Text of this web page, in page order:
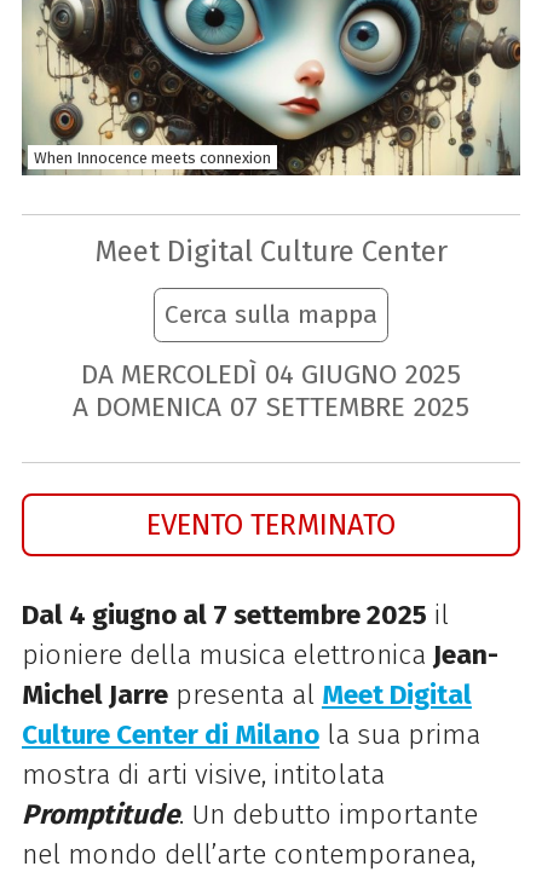
When Innocence meets connexion
Meet Digital Culture Center
Cerca sulla mappa
DA MERCOLEDÌ 04 GIUGNO 2025
A DOMENICA 07 SETTEMBRE 2025
EVENTO TERMINATO
Dal 4 giugno al 7 settembre 2025 il
pioniere della musica elettronica Jean-
Michel Jarrepresenta al Meet Digital
Culture Center di Milanola sua prima
mostra di arti visive, intitolata
Promptitude. Un debutto importante
nel mondo dell’arte contemporanea,